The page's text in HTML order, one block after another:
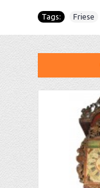
Tags: Friese